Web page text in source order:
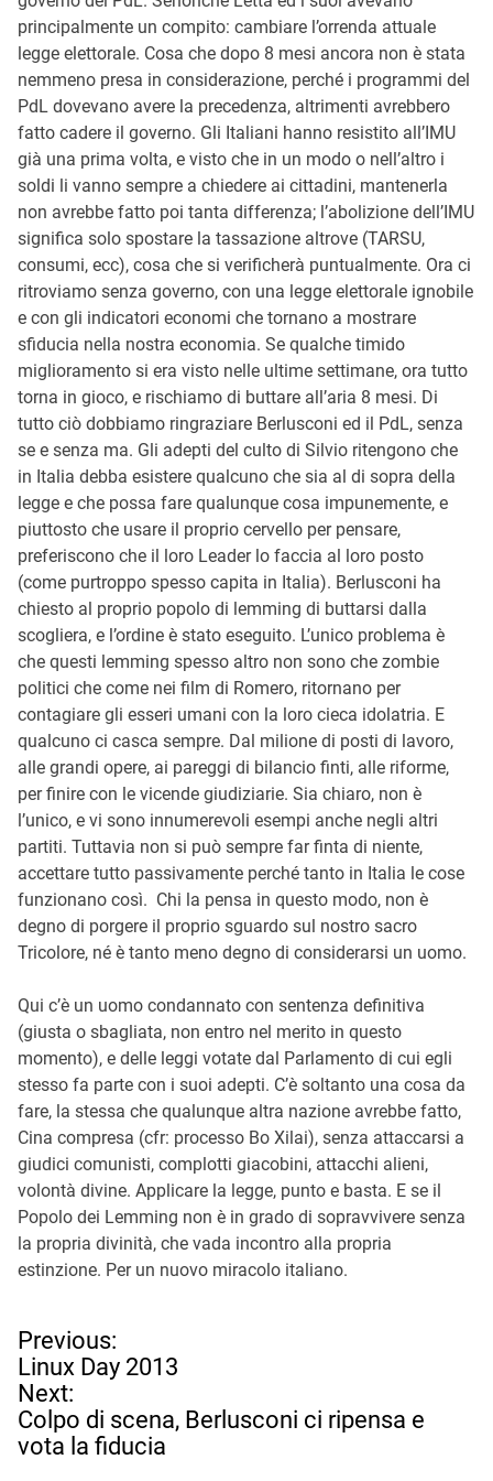
principalmente un compito: cambiare l’orrenda attuale
legge elettorale. Cosa che dopo 8 mesi ancora non è stata
nemmeno presa in considerazione, perché i programmi del
PdL dovevano avere la precedenza, altrimenti avrebbero
fatto cadere il governo. Gli Italiani hanno resistito all’IMU
già una prima volta, e visto che in un modo o nell’altro i
soldi li vanno sempre a chiedere ai cittadini, mantenerla
non avrebbe fatto poi tanta differenza; l’abolizione dell’IMU
significa solo spostare la tassazione altrove (TARSU,
consumi, ecc), cosa che si verificherà puntualmente. Ora ci
ritroviamo senza governo, con una legge elettorale ignobile
e con gli indicatori economi che tornano a mostrare
sfiducia nella nostra economia. Se qualche timido
miglioramento si era visto nelle ultime settimane, ora tutto
torna in gioco, e rischiamo di buttare all’aria 8 mesi. Di
tutto ciò dobbiamo ringraziare Berlusconi ed il PdL, senza
se e senza ma. Gli adepti del culto di Silvio ritengono che
in Italia debba esistere qualcuno che sia al di sopra della
legge e che possa fare qualunque cosa impunemente, e
piuttosto che usare il proprio cervello per pensare,
preferiscono che il loro Leader lo faccia al loro posto
(come purtroppo spesso capita in Italia). Berlusconi ha
chiesto al proprio popolo di lemming di buttarsi dalla
scogliera, e l’ordine è stato eseguito. L’unico problema è
che questi lemming spesso altro non sono che zombie
politici che come nei film di Romero, ritornano per
contagiare gli esseri umani con la loro cieca idolatria. E
qualcuno ci casca sempre. Dal milione di posti di lavoro,
alle grandi opere, ai pareggi di bilancio finti, alle riforme,
per finire con le vicende giudiziarie. Sia chiaro, non è
l’unico, e vi sono innumerevoli esempi anche negli altri
partiti. Tuttavia non si può sempre far finta di niente,
accettare tutto passivamente perché tanto in Italia le cose
funzionano così. Chi la pensa in questo modo, non è
degno di porgere il proprio sguardo sul nostro sacro
Tricolore, né è tanto meno degno di considerarsi un uomo.
Qui c’è un uomo condannato con sentenza definitiva
(giusta o sbagliata, non entro nel merito in questo
momento), e delle leggi votate dal Parlamento di cui egli
stesso fa parte con i suoi adepti. C’è soltanto una cosa da
fare, la stessa che qualunque altra nazione avrebbe fatto,
Cina compresa (cfr: processo Bo Xilai), senza attaccarsi a
giudici comunisti, complotti giacobini, attacchi alieni,
volontà divine. Applicare la legge, punto e basta. E se il
Popolo dei Lemming non è in grado di sopravvivere senza
la propria divinità, che vada incontro alla propria
estinzione. Per un nuovo miracolo italiano.
N
a
v
i
g
Previous:
Linux Day 2013
Next:
Colpo di scena, Berlusconi ci ripensa e
vota la fiducia